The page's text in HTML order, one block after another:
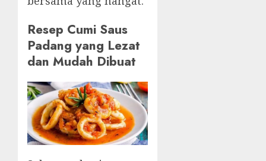
Resep Cumi Saus
Padang yang Lezat
dan Mudah Dibuat